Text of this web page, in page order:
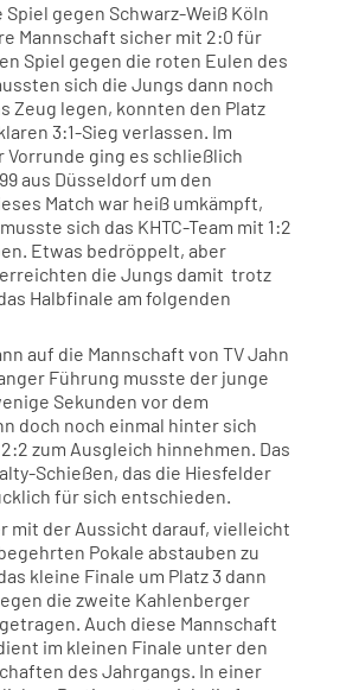
Spiel gegen Schwarz-Weiß Köln
Mannschaft sicher mit 2:0 für
Spiel gegen die roten Eulen des
sich die Jungs dann noch
Zeug legen, konnten den Platz
3:1-Sieg verlassen. Im
Vorrunde ging es schließlich
aus Düsseldorf um den
Match war heiß umkämpft,
sich das KHTC-Team mit 1:2
Etwas bedröppelt, aber
die Jungs damit trotz
Halbfinale am folgenden
auf die Mannschaft von TV Jahn
Führung musste der junge
Sekunden vor dem
doch noch einmal hinter sich
zum Ausgleich hinnehmen. Das
Schießen, das die Hiesfelder
für sich entschieden.
mit der Aussicht darauf, vielleicht
Pokale abstauben zu
kleine Finale um Platz 3 dann
die zweite Kahlenberger
Auch diese Mannschaft
im kleinen Finale unter den
des Jahrgangs. In einer